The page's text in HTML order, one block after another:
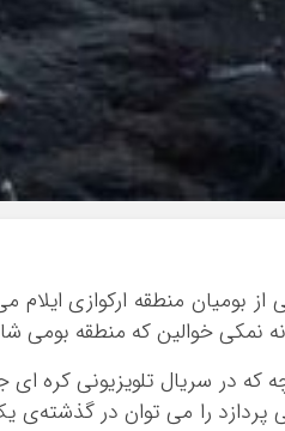
از بومیان منطقه ارکوازی
خوالین که منطقه بومی
که در سریال تلویزیونی کره
را می توان در گذشته‌ی